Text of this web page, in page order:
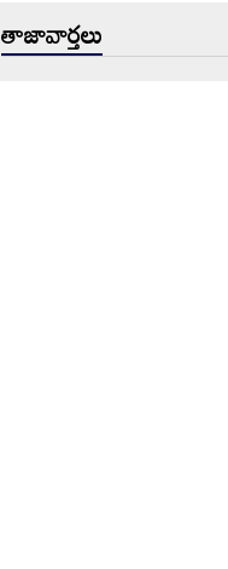
తాజావార్తలు